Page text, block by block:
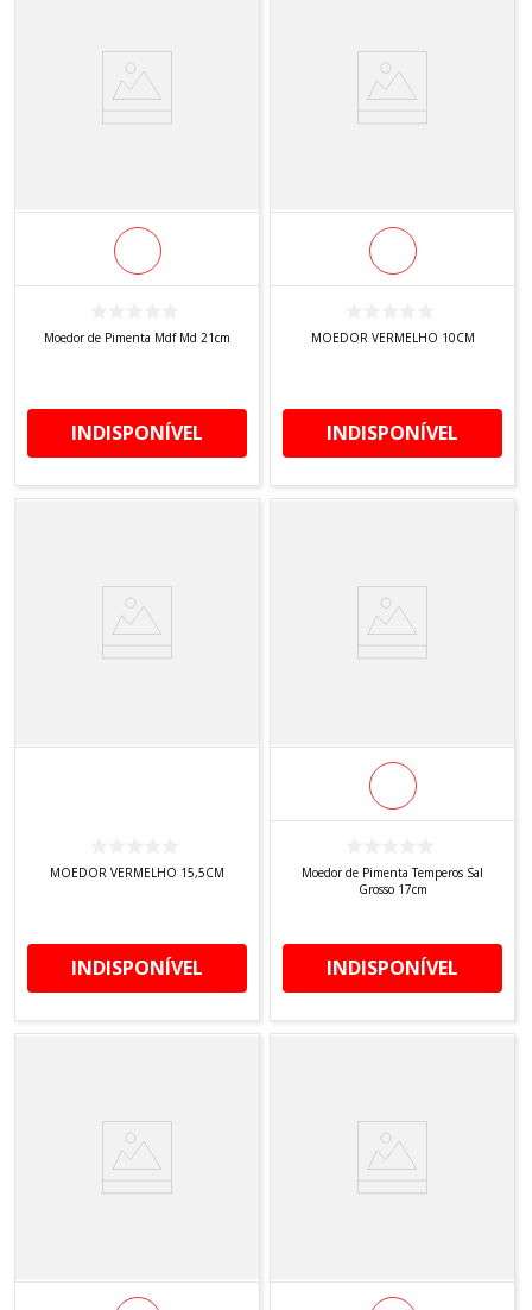
Moedor de Pimenta Mdf Md 21cm
INDISPONÍVEL
MOEDOR VERMELHO 10CM
INDISPONÍVEL
MOEDOR VERMELHO 15,5CM
INDISPONÍVEL
Moedor de Pimenta Temperos Sal
Grosso 17cm
INDISPONÍVEL